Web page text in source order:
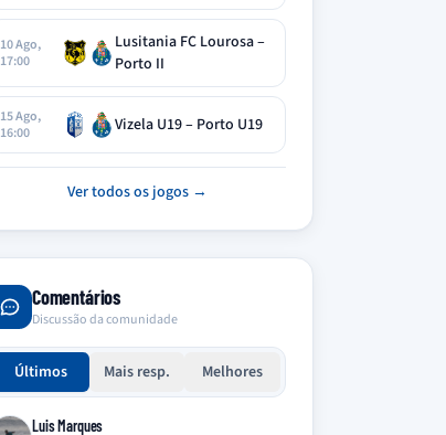
10 Ago,
17:00
Lusitania FC Lourosa –
Porto II
15 Ago,
16:00
Vizela U19 – Porto U19
Ver todos os jogos →
Comentários
Discussão da comunidade
Últimos Mais resp. Melhores
Luis Marques